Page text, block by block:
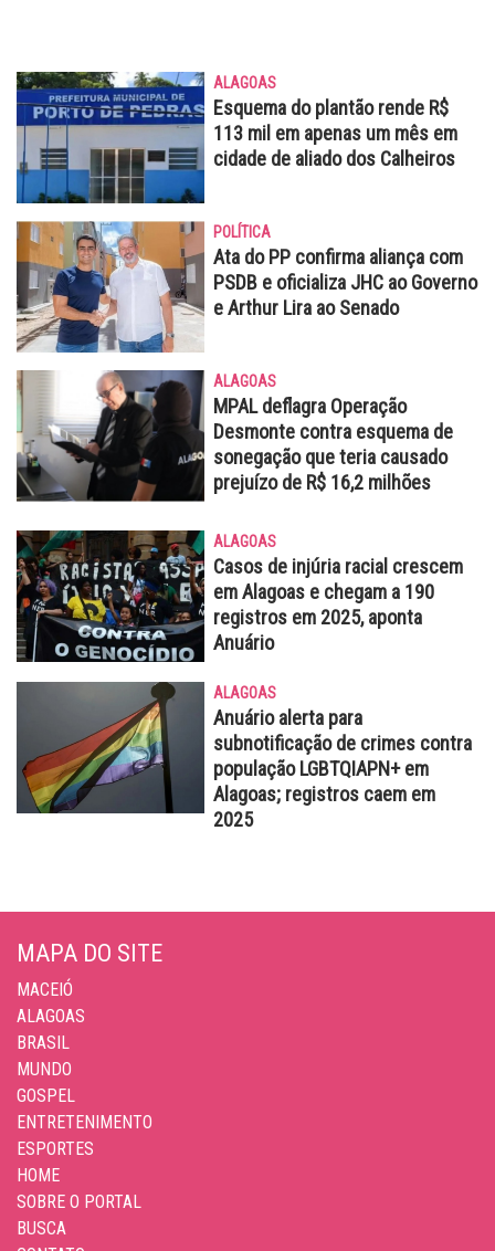
ALAGOAS
Esquema do plantão rende R$
113 mil em apenas um mês em
cidade de aliado dos Calheiros
POLÍTICA
Ata do PP confirma aliança com
PSDB e oficializa JHC ao Governo
e Arthur Lira ao Senado
ALAGOAS
MPAL deflagra Operação
Desmonte contra esquema de
sonegação que teria causado
prejuízo de R$ 16,2 milhões
ALAGOAS
Casos de injúria racial crescem
em Alagoas e chegam a 190
registros em 2025, aponta
Anuário
ALAGOAS
Anuário alerta para
subnotificação de crimes contra
população LGBTQIAPN+ em
Alagoas; registros caem em
2025
MAPA DO SITE
MACEIÓ
ALAGOAS
BRASIL
MUNDO
GOSPEL
ENTRETENIMENTO
ESPORTES
HOME
SOBRE O PORTAL
BUSCA